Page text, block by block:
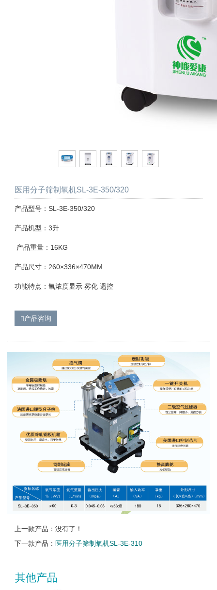
医用分子筛制氧机SL-3E-350/320
产品型号：SL-3E-350/320
产品机型：3升
产品重量：16KG
产品尺寸：260×336×470MM
功能特点：氧浓度显示 雾化 遥控
产品咨询
上一款产品：没有了！
下一款产品： 医用分子筛制氧机SL-3E-310
其他产品